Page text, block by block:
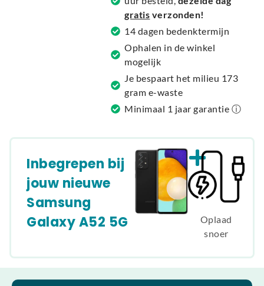
v
e
:
gratis verzonden!
14 dagen bedenktermijn
Ophalen in de winkel
mogelijk
Je bespaart het milieu 173
gram e-waste
Minimaal 1 jaar garantie ⓘ
Inbegrepen bij
jouw nieuwe
Samsung
Galaxy A52 5G
Oplaad
snoer